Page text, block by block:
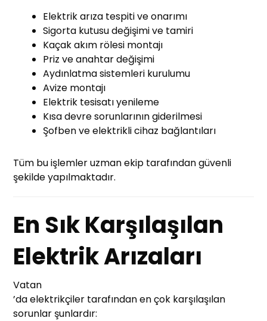
Elektrik arıza tespiti ve onarımı
Sigorta kutusu değişimi ve tamiri
Kaçak akım rölesi montajı
Priz ve anahtar değişimi
Aydınlatma sistemleri kurulumu
Avize montajı
Elektrik tesisatı yenileme
Kısa devre sorunlarının giderilmesi
Şofben ve elektrikli cihaz bağlantıları
Tüm bu işlemler uzman ekip tarafından güvenli
şekilde yapılmaktadır.
En Sık Karşılaşılan
Elektrik Arızaları
Vatan
’da elektrikçiler tarafından en çok karşılaşılan
sorunlar şunlardır: